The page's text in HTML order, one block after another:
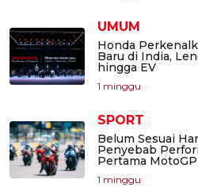
UMUM
Honda
Baru di India,
hingga EV
1 minggu
SPORT
Belum Sesuai
Penyebab
Pertama
1 minggu